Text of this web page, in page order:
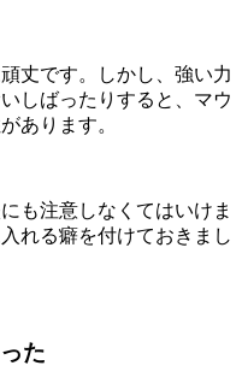
丈です。しかし、強い力
しばったりすると、マウ
あります。
も注意しなくてはいけま
れる癖を付けておきまし
た